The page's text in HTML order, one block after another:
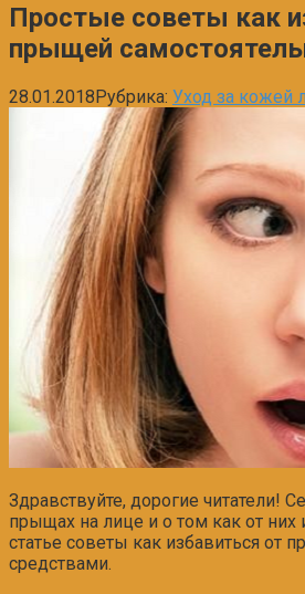
Простые советы как
прыщей
28.01.2018Рубрика: Уход за кожей
Здравствуйте, дорогие читатели!
прыщах на лице и о том как от них
статье советы как избавиться
средствами.